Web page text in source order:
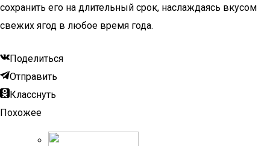
сохранить его на длительный срок, наслаждаясь вкусом
свежих ягод в любое время года.
Поделиться
Отправить
Класснуть
Похожее